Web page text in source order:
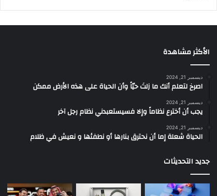
الأكثر مشاهدة
ديسمبر 21, 2024
‫اصرخ لتعلم أنك ما زلتَ حيّاً وأن الحياة على هذه الأرض ممكن
ديسمبر 21, 2024
يجب أن أخترع نظاماً وإلا فسيستعبدني نظام رجل آخر
ديسمبر 21, 2024
الحياة شعلة إما أن نحترق بنارها أو نطفئها و نعيش في ظلام
جديد التحديثات